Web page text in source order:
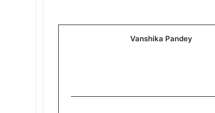
Vanshika Pandey